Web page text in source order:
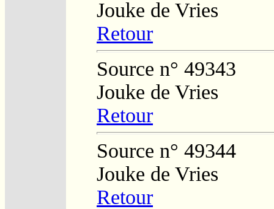
Jouke de Vries
Retour
Source n° 49343
Jouke de Vries
Retour
Source n° 49344
Jouke de Vries
Retour